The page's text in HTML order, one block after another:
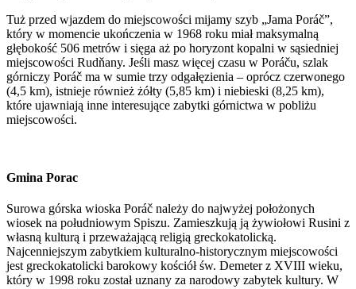
Tuż przed wjazdem do miejscowości mijamy szyb „Jama Poráč”,
który w momencie ukończenia w 1968 roku miał maksymalną
głębokość 506 metrów i sięga aż po horyzont kopalni w sąsiedniej
miejscowości Rudňany. Jeśli masz więcej czasu w Poráču, szlak
górniczy Poráč ma w sumie trzy odgałęzienia – oprócz czerwonego
(4,5 km), istnieje również żółty (5,85 km) i niebieski (8,25 km),
które ujawniają inne interesujące zabytki górnictwa w pobliżu
miejscowości.
Gmina Porac
Surowa górska wioska Poráč należy do najwyżej położonych
wiosek na południowym Spiszu. Zamieszkują ją żywiołowi Rusini z
własną kulturą i przeważającą religią greckokatolicką.
Najcenniejszym zabytkiem kulturalno-historycznym miejscowości
jest greckokatolicki barokowy kościół św. Demeter z XVIII wieku,
który w 1998 roku został uznany za narodowy zabytek kultury. W